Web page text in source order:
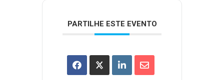
PARTILHE ESTE EVENTO